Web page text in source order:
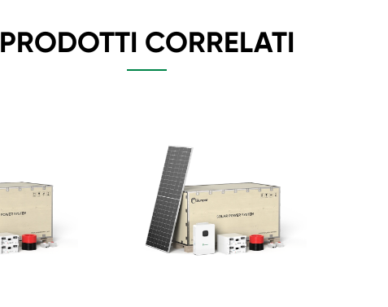
PRODOTTI CORRELATI